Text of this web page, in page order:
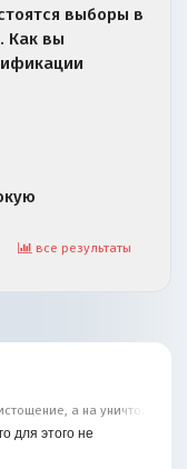
выборы в
Как вы
все результаты
а на уничтожение
для этого не